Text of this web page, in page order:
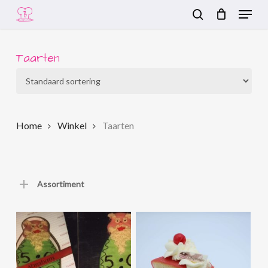
content
Menu
Taarten
Home Winkel Taarten
Assortiment